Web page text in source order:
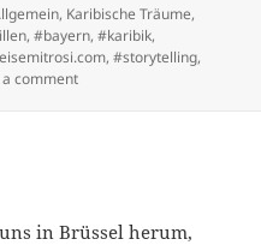
, Karibische Träume,
,#bayern,#karibik,
,#storytelling,
a commenton Spannende Anreise zu
in Brüssel herum,